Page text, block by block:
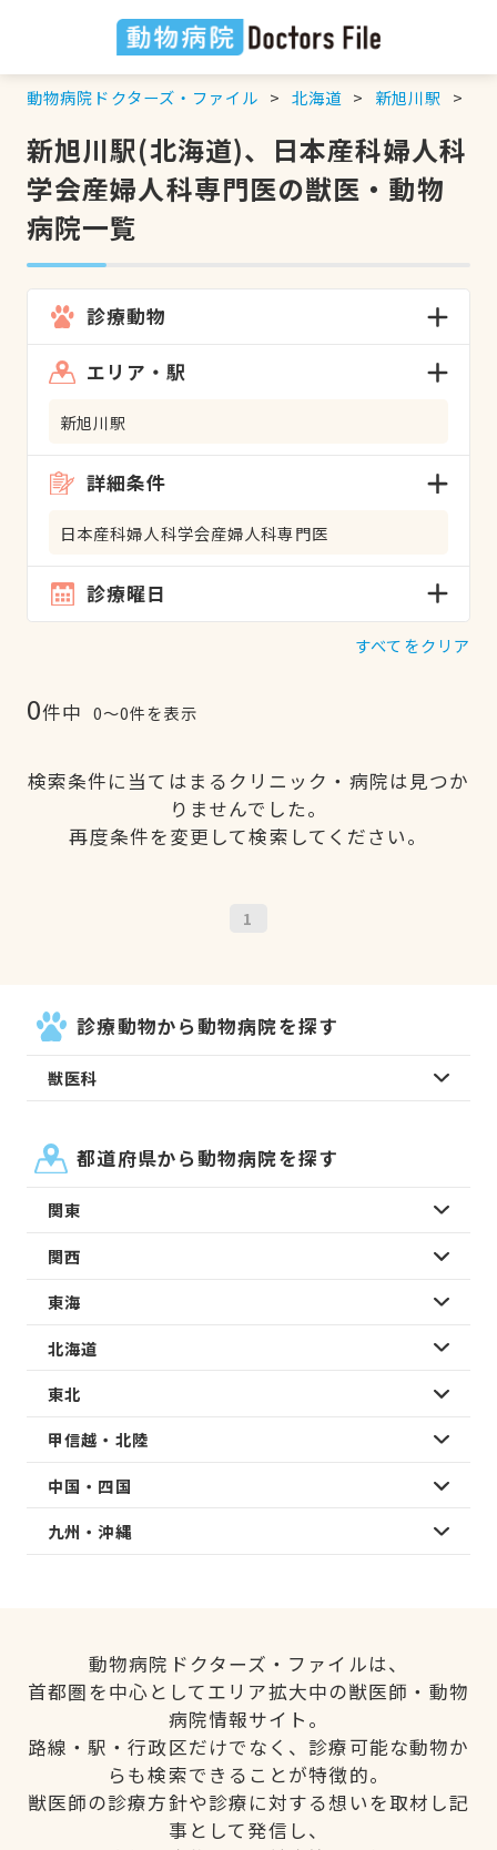
動物病院ドクターズ・ファイル 北海道 新旭川駅
新旭川駅(北海道)、日本産科婦人科
学会産婦人科専門医の獣医・動物
病院一覧
診療動物
エリア・駅
新旭川駅
詳細条件
日本産科婦人科学会産婦人科専門医
診療曜日
すべてをクリア
0件中 0〜0件を表示
検索条件に当てはまるクリニック・病院は見つか
りませんでした。
再度条件を変更して検索してください。
1
診療動物から動物病院を探す
獣医科
都道府県から動物病院を探す
関東
関西
東海
北海道
東北
甲信越・北陸
中国・四国
九州・沖縄
動物病院ドクターズ・ファイルは、
首都圏を中心としてエリア拡大中の獣医師・動物
病院情報サイト。
路線・駅・行政区だけでなく、診療可能な動物か
らも検索できることが特徴的。
獣医師の診療方針や診療に対する想いを取材し記
事として発信し、